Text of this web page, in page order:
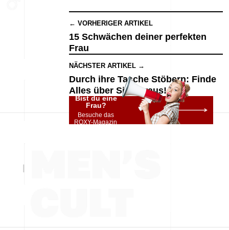
← VORHERIGER ARTIKEL
15 Schwächen deiner perfekten
Frau
NÄCHSTER ARTIKEL →
Durch ihre Tasche Stöbern: Finde
Alles über Sie Heraus!
Bist du eine
Frau?
Besuche das
ROXY-Magazin